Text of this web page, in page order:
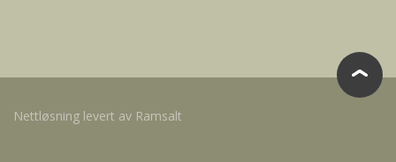
Nettløsning levert av Ramsalt